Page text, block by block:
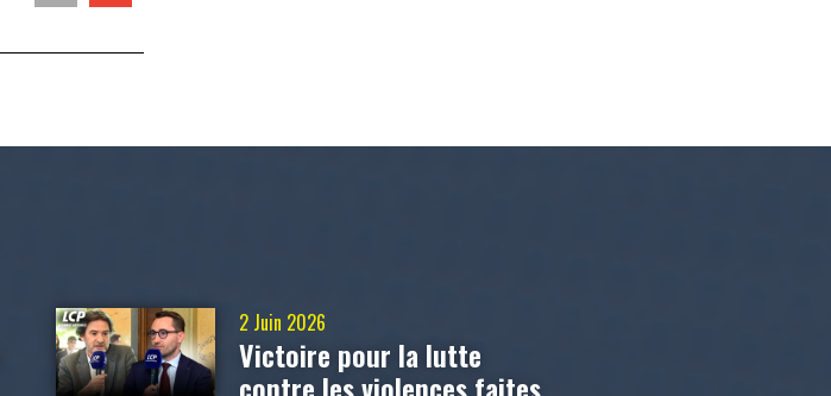
2 Juin 2026
Victoire pour la lutte